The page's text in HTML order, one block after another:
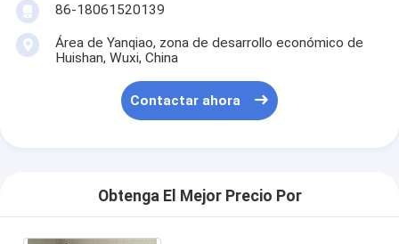
86-18061520139
Área de Yanqiao, zona de desarrollo económico de
Huishan, Wuxi, China
Contactar ahora
Obtenga El Mejor Precio Por